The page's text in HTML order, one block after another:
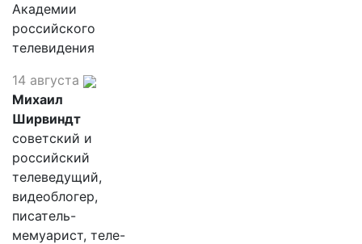
Академии
российского
телевидения
14 августа
Михаил
Ширвиндт
советский и
российский
телеведущий,
видеоблогер,
писатель-
мемуарист, теле-